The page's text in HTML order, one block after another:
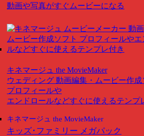
動画や写真がすぐムービーになる
キネマージュ the MovieMaker
ウェディング 動画編集・ムービー作成
プロフィールや
エンドロールなどすぐに使えるテンプ
キネマージュ the MovieMaker
キッズ･ファミリー メガパック